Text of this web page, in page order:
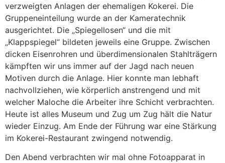
verzweigten Anlagen der ehemaligen Kokerei. Die
Gruppeneinteilung wurde an der Kameratechnik
ausgerichtet. Die „Spiegellosen“ und die mit
„Klappspiegel“ bildeten jeweils eine Gruppe. Zwischen
dicken Eisenrohren und überdimensionalen Stahlträgern
kämpften wir uns immer auf der Jagd nach neuen
Motiven durch die Anlage. Hier konnte man lebhaft
nachvollziehen, wie körperlich anstrengend und mit
welcher Maloche die Arbeiter ihre Schicht verbrachten.
Heute ist alles Museum und Zug um Zug hält die Natur
wieder Einzug. Am Ende der Führung war eine Stärkung
im Kokerei-Restaurant zwingend notwendig.
Den Abend verbrachten wir mal ohne Fotoapparat in